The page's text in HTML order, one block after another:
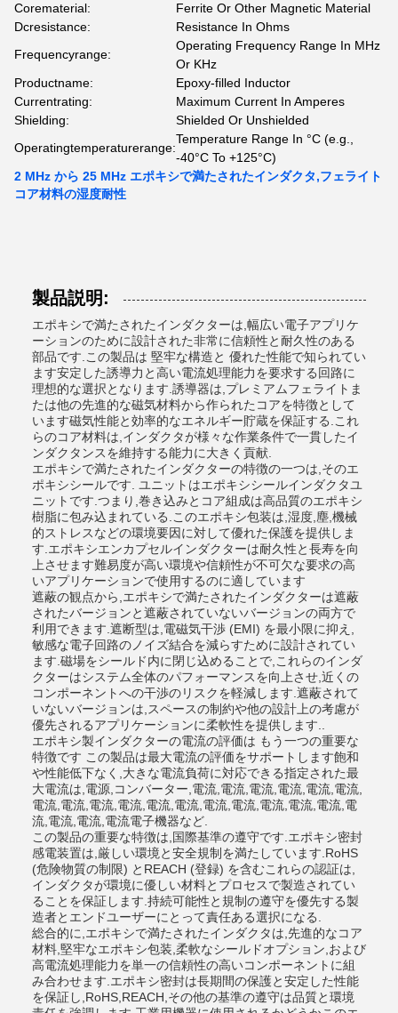
Corematerial:
Ferrite Or Other Magnetic Material
Dcresistance:
Resistance In Ohms
Frequencyrange:
Operating Frequency Range In MHz
Or KHz
Productname:
Epoxy-filled Inductor
Currentrating:
Maximum Current In Amperes
Shielding:
Shielded Or Unshielded
Operatingtemperaturerange:
Temperature Range In °C (e.g.,
-40°C To +125°C)
2 MHz から 25 MHz エポキシで満たされたインダクタ,フェライト
コア材料の湿度耐性
製品説明:
エポキシで満たされたインダクターは,幅広い電子アプリケ
ーションのために設計された非常に信頼性と耐久性のある
部品です.この製品は 堅牢な構造と 優れた性能で知られてい
ます安定した誘導力と高い電流処理能力を要求する回路に
理想的な選択となります.誘導器は,プレミアムフェライトま
たは他の先進的な磁気材料から作られたコアを特徴として
います磁気性能と効率的なエネルギー貯蔵を保証する.これ
らのコア材料は,インダクタが様々な作業条件で一貫したイ
ンダクタンスを維持する能力に大きく貢献.
エポキシで満たされたインダクターの特徴の一つは,そのエ
ポキシシールです. ユニットはエポキシシールインダクタユ
ニットです.つまり,巻き込みとコア組成は高品質のエポキシ
樹脂に包み込まれている.このエポキシ包装は,湿度,塵,機械
的ストレスなどの環境要因に対して優れた保護を提供しま
す.エポキシエンカプセルインダクターは耐久性と長寿を向
上させます難易度が高い環境や信頼性が不可欠な要求の高
いアプリケーションで使用するのに適しています
遮蔽の観点から,エポキシで満たされたインダクターは遮蔽
されたバージョンと遮蔽されていないバージョンの両方で
利用できます.遮断型は,電磁気干渉 (EMI) を最小限に抑え,
敏感な電子回路のノイズ結合を減らすために設計されてい
ます.磁場をシールド内に閉じ込めることで,これらのインダ
クターはシステム全体のパフォーマンスを向上させ,近くの
コンポーネントへの干渉のリスクを軽減します.遮蔽されて
いないバージョンは,スペースの制約や他の設計上の考慮が
優先されるアプリケーションに柔軟性を提供します..
エポキシ製インダクターの電流の評価は もう一つの重要な
特徴です この製品は最大電流の評価をサポートします飽和
や性能低下なく,大きな電流負荷に対応できる指定された最
大電流は,電源,コンバーター,電流,電流,電流,電流,電流,電流,
電流,電流,電流,電流,電流,電流,電流,電流,電流,電流,電流,電
流,電流,電流,電流電子機器など.
この製品の重要な特徴は,国際基準の遵守です.エポキシ密封
感電装置は,厳しい環境と安全規制を満たしています.RoHS
(危険物質の制限) とREACH (登録) を含むこれらの認証は,
インダクタが環境に優しい材料とプロセスで製造されてい
ることを保証します.持続可能性と規制の遵守を優先する製
造者とエンドユーザーにとって責任ある選択になる.
総合的に,エポキシで満たされたインダクタは,先進的なコア
材料,堅牢なエポキシ包装,柔軟なシールドオプション,および
高電流処理能力を単一の信頼性の高いコンポーネントに組
み合わせます.エポキシ密封は長期間の保護と安定した性能
を保証し,RoHS,REACH,その他の基準の遵守は品質と環境